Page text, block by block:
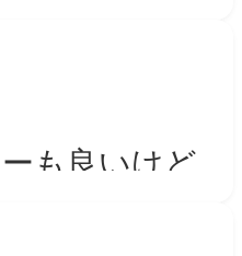
教えてくれる
も良いけど、